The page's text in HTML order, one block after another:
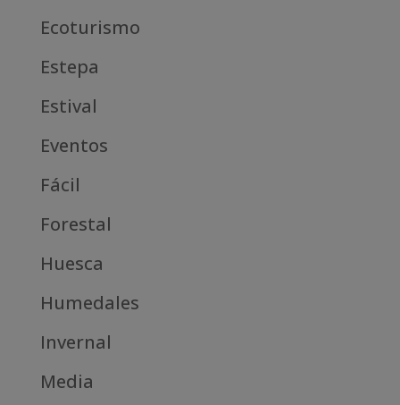
Ecoturismo
Estepa
Estival
Eventos
Fácil
Forestal
Huesca
Humedales
Invernal
Media